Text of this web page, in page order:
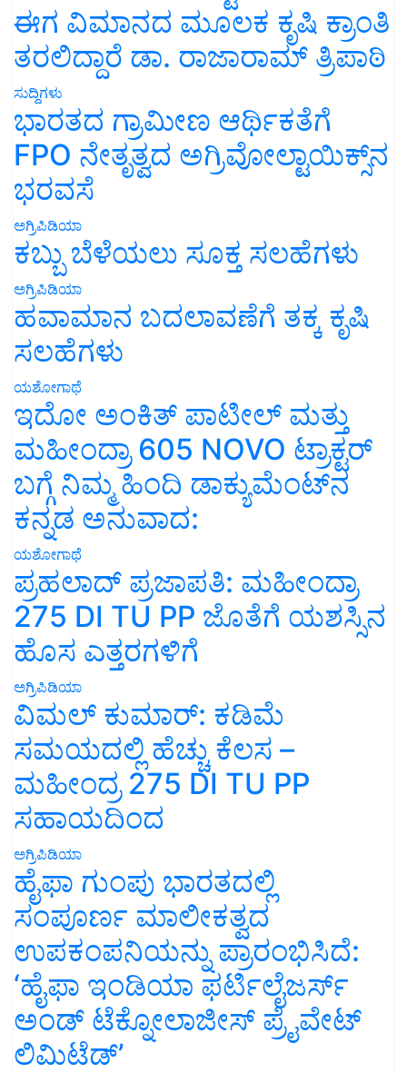
ಈಗ ವಿಮಾನದ ಮೂಲಕ ಕೃಷಿ ಕ್ರಾಂತಿ
ತರಲಿದ್ದಾರೆ ಡಾ. ರಾಜಾರಾಮ್ ತ್ರಿಪಾಠಿ
ಸುದ್ದಿಗಳು
ಭಾರತದ ಗ್ರಾಮೀಣ ಆರ್ಥಿಕತೆಗೆ
FPO ನೇತೃತ್ವದ ಅಗ್ರಿವೋಲ್ಟಾಯಿಕ್ಸ್‌ನ
ಭರವಸೆ
ಅಗ್ರಿಪಿಡಿಯಾ
ಕಬ್ಬು ಬೆಳೆಯಲು ಸೂಕ್ತ ಸಲಹೆಗಳು
ಅಗ್ರಿಪಿಡಿಯಾ
ಹವಾಮಾನ ಬದಲಾವಣೆಗೆ ತಕ್ಕ ಕೃಷಿ
ಸಲಹೆಗಳು
ಯಶೋಗಾಥೆ
ಇದೋ ಅಂಕಿತ್ ಪಾಟೀಲ್ ಮತ್ತು
ಮಹೀಂದ್ರಾ 605 NOVO ಟ್ರಾಕ್ಟರ್
ಬಗ್ಗೆ ನಿಮ್ಮ ಹಿಂದಿ ಡಾಕ್ಯುಮೆಂಟ್‌ನ
ಕನ್ನಡ ಅನುವಾದ:
ಯಶೋಗಾಥೆ
ಪ್ರಹಲಾದ್ ಪ್ರಜಾಪತಿ: ಮಹೀಂದ್ರಾ
275 DI TU PP ಜೊತೆಗೆ ಯಶಸ್ಸಿನ
ಹೊಸ ಎತ್ತರಗಳಿಗೆ
ಅಗ್ರಿಪಿಡಿಯಾ
ವಿಮಲ್ ಕುಮಾರ್: ಕಡಿಮೆ
ಸಮಯದಲ್ಲಿ ಹೆಚ್ಚು ಕೆಲಸ –
ಮಹೀಂದ್ರ 275 DI TU PP
ಸಹಾಯದಿಂದ
ಅಗ್ರಿಪಿಡಿಯಾ
ಹೈಫಾ ಗುಂಪು ಭಾರತದಲ್ಲಿ
ಸಂಪೂರ್ಣ ಮಾಲೀಕತ್ವದ
ಉಪಕಂಪನಿಯನ್ನು ಪ್ರಾರಂಭಿಸಿದೆ:
‘ಹೈಫಾ ಇಂಡಿಯಾ ಫರ್ಟಿಲೈಜರ್ಸ್
ಅಂಡ್ ಟೆಕ್ನೋಲಾಜೀಸ್ ಪ್ರೈವೇಟ್
ಲಿಮಿಟೆಡ್’